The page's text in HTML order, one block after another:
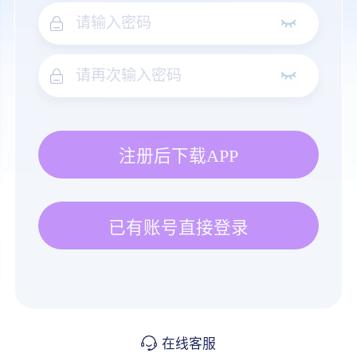
注册后下载APP
已有账号直接登录
在线客服